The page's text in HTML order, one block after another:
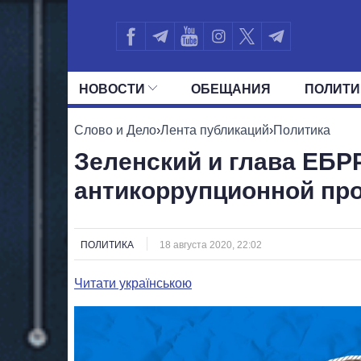
НОВОСТИ ОБЕЩАНИЯ
ВСЕ ПОЛИТИКИ ПРЕЗИДЕНТ И
Слово и Дело›Лента публикаций›Политика
Зеленский и глава
антикоррупционной
ПОЛИТИКА 18 августа 2020, 22:02
Читати українською